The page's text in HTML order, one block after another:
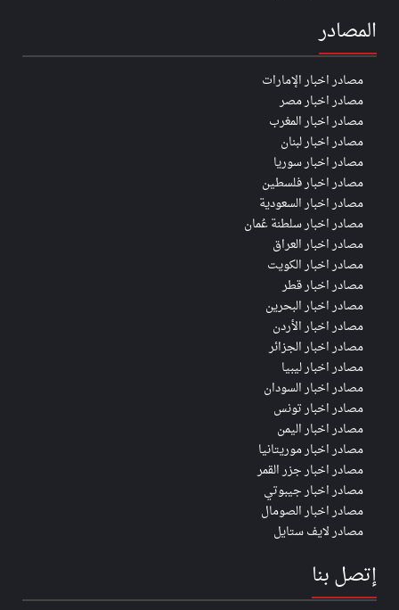
المصادر
مصادر اخبار الإمارات
مصادر اخبار مصر
مصادر اخبار المغرب
مصادر اخبار لبنان
مصادر اخبار سوريا
مصادر اخبار فلسطين
مصادر اخبار السعودية
مصادر اخبار سلطنة عُمان
مصادر اخبار العراق
مصادر اخبار الكويت
مصادر اخبار قطر
مصادر اخبار البحرين
مصادر اخبار الأردن
مصادر اخبار الجزائر
مصادر اخبار ليبيا
مصادر اخبار السودان
مصادر اخبار تونس
مصادر اخبار اليمن
مصادر اخبار موريتانيا
مصادر اخبار جزر القمر
مصادر اخبار جيبوتي
مصادر اخبار الصومال
مصادر لايف ستايل
إتصل بنا